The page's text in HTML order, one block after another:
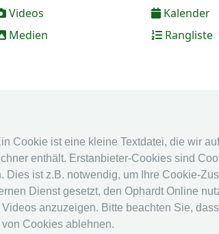
Cookie ist eine kleine Textdatei, die wir
enthält. Erstanbieter-Cookies sind
ist z.B. notwendig, um Ihre Cookie-
Dienst gesetzt, den Ophardt Online
anzuzeigen. Bitte beachten Sie,
Cookies ablehnen.
Videos
Medien
Kalender
Rangliste